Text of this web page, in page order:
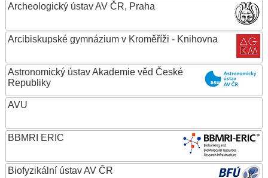
Archeologický ústav AV ČR, Praha
Arcibiskupské gymnázium v Kroměříži - Knihovna
Astronomický ústav Akademie věd České
Republiky
AVU
BBMRI ERIC
Biofyzikální ústav AV ČR